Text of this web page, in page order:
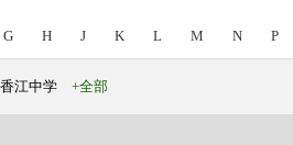
G H J K L M N P
江中学 +全部